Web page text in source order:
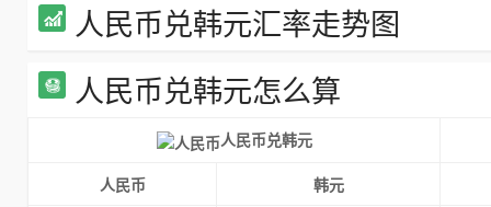
人民币兑韩元汇率走势图
人民币兑韩元怎么算
人民币兑韩元
人民币
韩元